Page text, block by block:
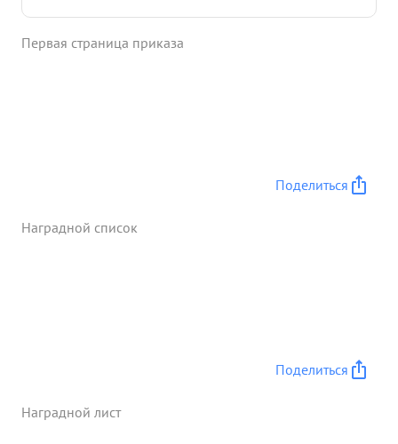
Первая страница приказа
Поделиться
Наградной список
Поделиться
Наградной лист